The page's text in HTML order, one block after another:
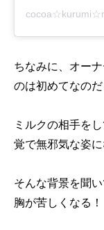
ちなみに、オー
のは初めてなのだ
ミルクの相手を
覚で無邪気な姿
そんな背景を聞
胸が苦しくなる！